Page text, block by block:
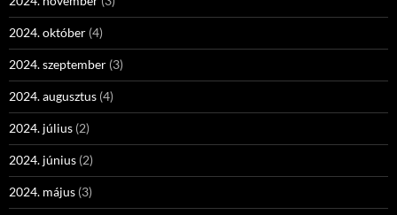
2024. október (4)
2024. szeptember (3)
2024. augusztus (4)
2024. július (2)
2024. június (2)
2024. május (3)